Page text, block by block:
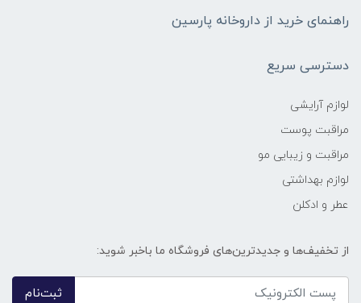
راهنمای خرید از داروخانه پارسین
دسترسی سریع
لوازم آرایشی
مراقبت پوست
مراقبت و زیبایی مو
لوازم بهداشتی
عطر و ادکلن
از تخفیف‌ها و جدیدترین‌های فروشگاه ما باخبر شوید:
ثبت‌نام